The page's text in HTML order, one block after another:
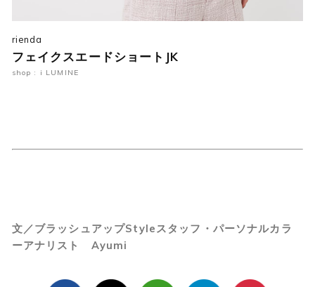
rienda
フェイクスエードショートJK
shop : i LUMINE
文／ブラッシュアップStyleスタッフ・パーソナルカラ
ーアナリスト Ayumi